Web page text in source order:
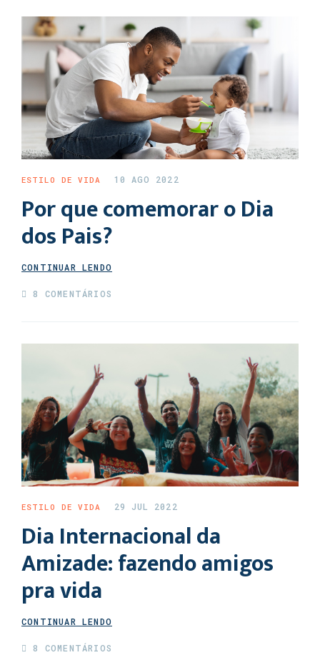
ESTILO DE VIDA 10 AGO 2022
Por que comemorar o Dia
dos Pais?
CONTINUAR LENDO
8 COMENTÁRIOS
ESTILO DE VIDA 29 JUL 2022
Dia Internacional da
Amizade: fazendo amigos
pra vida
CONTINUAR LENDO
8 COMENTÁRIOS